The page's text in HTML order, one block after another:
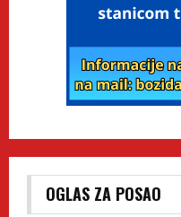
OGLAS ZA POSAO